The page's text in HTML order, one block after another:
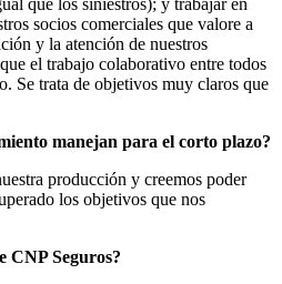
que los siniestros); y trabajar en
socios comerciales que valore a
y la atención de nuestros
el trabajo colaborativo entre todos
Se trata de objetivos muy claros que
manejan para el corto plazo?
producción y creemos poder
los objetivos que nos
CNP Seguros?